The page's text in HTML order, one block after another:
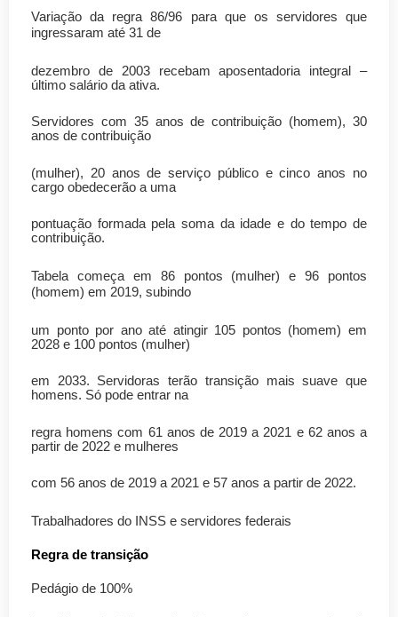
Variação da regra 86/96 para que os servidores que
ingressaram até 31 de
dezembro de 2003 recebam aposentadoria integral –
último salário da ativa.
Servidores com 35 anos de contribuição (homem), 30
anos de contribuição
(mulher), 20 anos de serviço público e cinco anos no
cargo obedecerão a uma
pontuação formada pela soma da idade e do tempo de
contribuição.
Tabela começa em 86 pontos (mulher) e 96 pontos
(homem) em 2019, subindo
um ponto por ano até atingir 105 pontos (homem) em
2028 e 100 pontos (mulher)
em 2033. Servidoras terão transição mais suave que
homens. Só pode entrar na
regra homens com 61 anos de 2019 a 2021 e 62 anos a
partir de 2022 e mulheres
com 56 anos de 2019 a 2021 e 57 anos a partir de 2022.
Trabalhadores do INSS e servidores federais
Regra de transição
Pedágio de 100%